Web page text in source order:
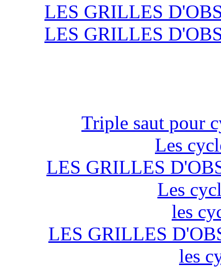
LES GRILLES
LES GRILLES
Triple saut pour
Les
LES GRILLES
Les
les
LES GRILLES
les